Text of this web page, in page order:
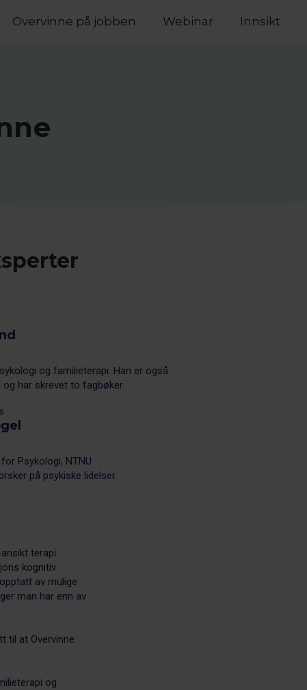
Overvinne på jobben Webinar Innsikt
og familieterapi. Han er også
har skrevet to fagbøker.
Psykologi, NTNU
på psykiske lidelser.
terapi.
kognitiv
av mulige
man har enn av
til at Overvinne
og